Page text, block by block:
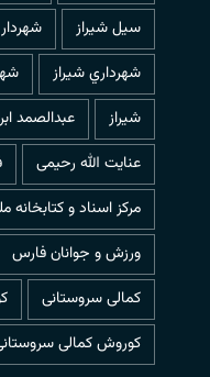
سیل شیراز
شهرداري شيراز
شیراز
عبدالصمد
عنایت الله رحیمی
مرکز اسناد و کتابخانه
ورزش و جوانان فارس
کمالی سروستانی
کوروش کمالی